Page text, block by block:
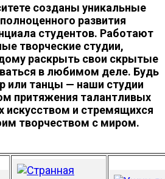
созданы уникальные
развития
студентов. Работают
творческие студии,
раскрыть свои скрытые
в любимом деле. Будь
или танцы — наши студии
притяжения талантливых
искусством и стремящихся
творчеством с миром.